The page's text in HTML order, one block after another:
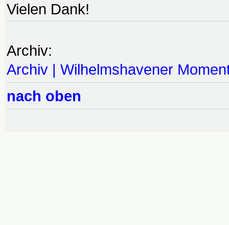
Vielen Dank!
Archiv:
Archiv | Wilhelmshavener
nach oben